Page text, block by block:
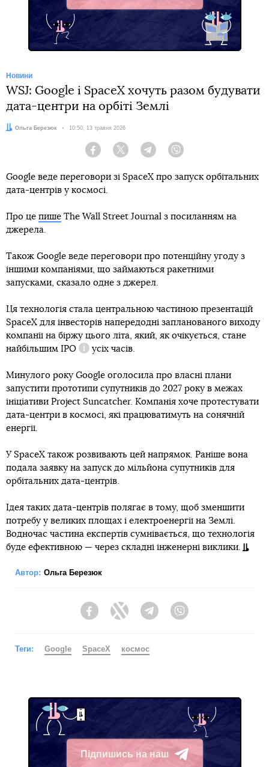
Новини
WSJ: Google і SpaceX хочуть разом будувати
дата-центри на орбіті Землі
Автор:
Ольга Березюк Дата:
10:50, 13 травня 2026
Facebook Twitter Telegram
Google веде переговори зі SpaceX про запуск орбітальних
дата-центрів у космосі.
Про це пише The Wall Street Journal з посиланням на
джерела.
Також Google веде переговори про потенційну угоду з
іншими компаніями, що займаються ракетними
запусками, сказало одне з джерел.
Ця технологія стала центральною частиною презентацій
SpaceX для інвесторів напередодні запланованого виходу
компанії на біржу цього літа, який, як очікується, стане
найбільшим IPO
Довідка
усіх часів.
Минулого року Google оголосила про власні плани
запустити прототипи супутників до 2027 року в межах
ініціативи Project Suncatcher. Компанія хоче протестувати
дата-центри в космосі, які працюватимуть на сонячній
енергії.
У SpaceX також розвивають цей напрямок. Раніше вона
подала заявку на запуск до мільйона супутників для
орбітальних дата-центрів.
Ідея таких дата-центрів полягає в тому, щоб зменшити
потребу у великих площах і електроенергії на Землі.
Водночас частина експертів сумнівається, що технологія
буде ефективною — через складні інженерні виклики.
Автор: Ольга Березюк
FacebookTwitter Telegram
Теги: Google SpaceX космос
Підпишись на наш
Telegram